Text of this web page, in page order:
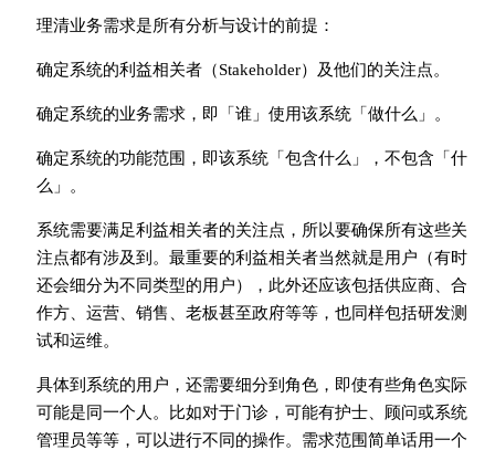
理清业务需求是所有分析与设计的前提：
确定系统的利益相关者（Stakeholder）及他们的关注点。
确定系统的业务需求，即「谁」使用该系统「做什么」。
确定系统的功能范围，即该系统「包含什么」，不包含「什
么」。
系统需要满足利益相关者的关注点，所以要确保所有这些关
注点都有涉及到。最重要的利益相关者当然就是用户（有时
还会细分为不同类型的用户），此外还应该包括供应商、合
作方、运营、销售、老板甚至政府等等，也同样包括研发测
试和运维。
具体到系统的用户，还需要细分到角色，即使有些角色实际
可能是同一个人。比如对于门诊，可能有护士、顾问或系统
管理员等等，可以进行不同的操作。需求范围简单话用一个